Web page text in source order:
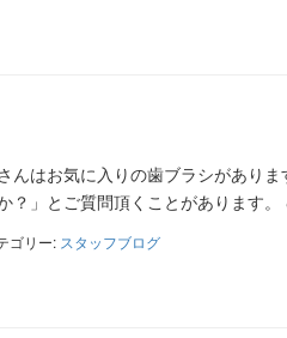
はお気に入りの歯ブラシがあり
？」とご質問頂くことがあります
ゴリー: スタッフブログ